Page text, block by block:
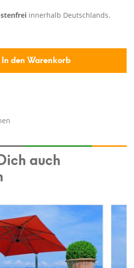
innerhalb Deutschlands.
In den Warenkorb
auch